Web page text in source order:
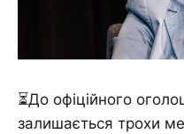
⏳До офіційного
залишається трохи